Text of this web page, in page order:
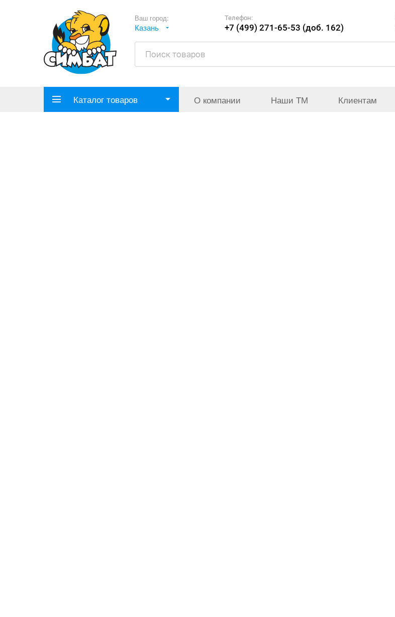
Ваш город:
Казань
Телефон:
+7 (499) 271-65-53 (доб. 162)
Каталог товаров О компании Наши ТМ Клиентам